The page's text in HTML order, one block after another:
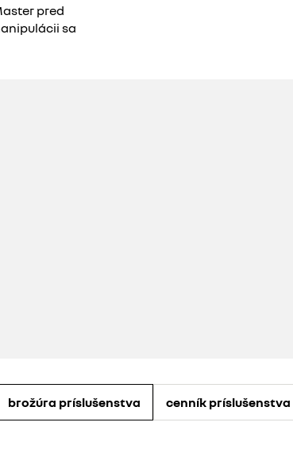
pred
sa
brožúra príslušenstva cenník